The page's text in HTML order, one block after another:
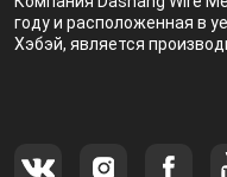
году и расположенная в
Хэбэй, является